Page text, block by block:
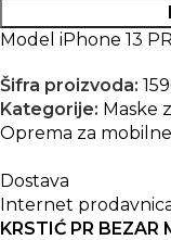
Model iPhone 13
Šifra proizvoda:
Kategorije: Maske
Oprema za
Dostava
Internet
KRSTIĆ PR BEZAR